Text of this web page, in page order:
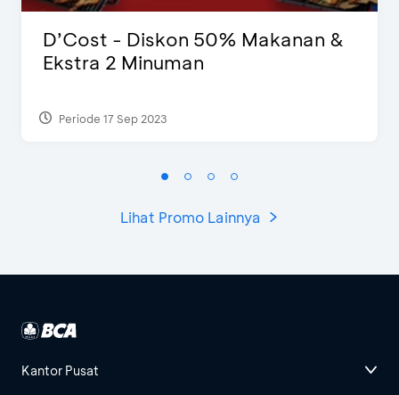
D’Cost - Diskon 50% Makanan &
Ekstra 2 Minuman
Periode 17 Sep 2023
Lihat Promo Lainnya
Kantor Pusat